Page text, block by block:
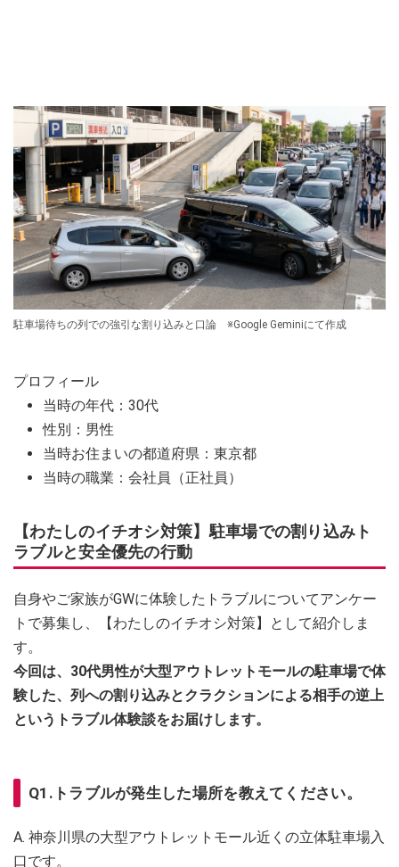
駐車場待ちの列での強引な割り込みと口論 ※Google Geminiにて作成
プロフィール
当時の年代：30代
性別：男性
当時お住まいの都道府県：東京都
当時の職業：会社員（正社員）
【わたしのイチオシ対策】駐車場での割り込みト
ラブルと安全優先の行動
自身やご家族がGWに体験したトラブルについてアンケー
トで募集し、【わたしのイチオシ対策】として紹介しま
す。
今回は、30代男性が大型アウトレットモールの駐車場で体
験した、列への割り込みとクラクションによる相手の逆上
というトラブル体験談をお届けします。
Q1.トラブルが発生した場所を教えてください。
A. 神奈川県の大型アウトレットモール近くの立体駐車場入
口です。